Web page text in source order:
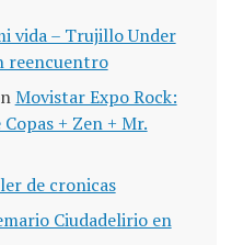
vida – Trujillo Under
reencuentro
Movistar Expo Rock:
+ Zen + Mr.
de cronicas
Ciudadelirio en